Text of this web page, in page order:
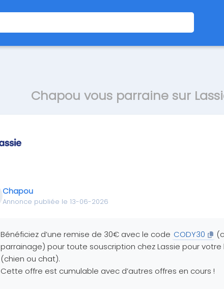
Chapou vous parraine sur
Chapou
Annonce publiée le 13-06-2026
Bénéficiez d’une remise de 30€ avec le code CODY30
parrainage) pour toute souscription chez Lassie pour votre
(chien ou chat).
Cette offre est cumulable avec d’autres offres en cours !